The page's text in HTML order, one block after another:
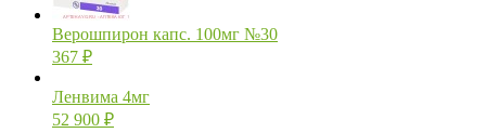
Верошпирон капс. 100мг №30
367 ₽
Ленвима 4мг
52 900 ₽